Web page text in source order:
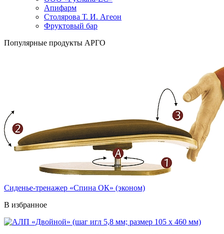
Апифарм
Столярова Т. И. Агеон
Фруктовый бар
Популярные продукты АРГО
Cиденье-тренажер «Спина ОК» (эконом)
В избранное